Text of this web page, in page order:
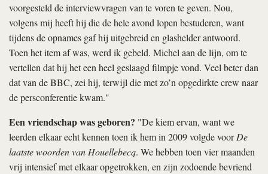
voorgesteld de interviewvragen van te voren te geven. Nou,
volgens mij heeft hij die de hele avond lopen bestuderen, want
tijdens de opnames gaf hij uitgebreid en glashelder antwoord.
Toen het item af was, werd ik gebeld. Michel aan de lijn, om te
vertellen dat hij het een heel geslaagd filmpje vond. Veel beter dan
dat van de BBC, zei hij, terwijl die met zo’n opgedirkte crew naar
de persconferentie kwam."
Een vriendschap was geboren? "De kiem ervan, want we
leerden elkaar echt kennen toen ik hem in 2009 volgde voorDe
laatste woorden van Houellebecq. We hebben toen vier maanden
vrij intensief met elkaar opgetrokken, en zijn zodoende bevriend